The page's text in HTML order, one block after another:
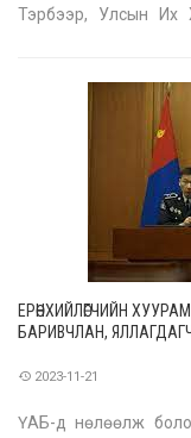
Тэрбээр, Улсын Их
эдийн засгийн явцад бү
ЕРӨНХИЙЛӨГЧИЙН
БАРИВЧЛАН,
2023-11-21
ҮАБ-д нөлөөлж